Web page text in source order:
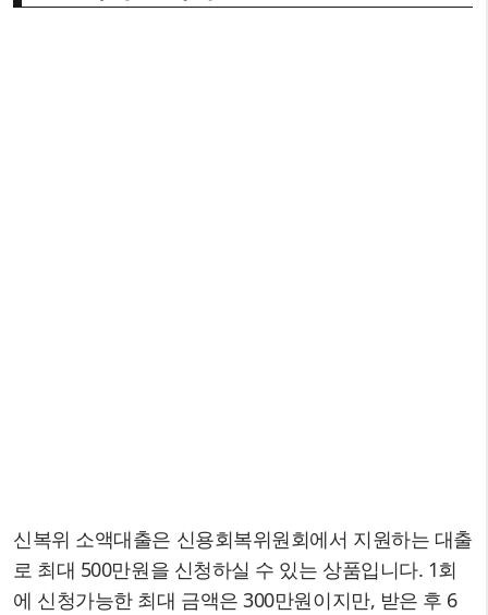
신복위 소액대출은 신용회복위원회에서 지원하는 대출
로 최대 500만원을 신청하실 수 있는 상품입니다. 1회
에 신청가능한 최대 금액은 300만원이지만, 받은 후 6